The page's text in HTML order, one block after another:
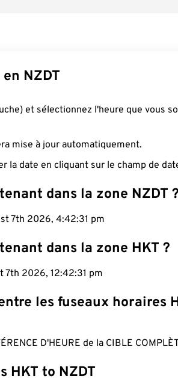
NZDT
et sélectionnez l'heure que vous
mise à jour automatiquement.
la date en cliquant sur le champ de
dans la zone NZDT ?
7th 2026, 4:42:32 pm
dans la zone HKT ?
7th 2026, 12:42:32 pm
les fuseaux horaires
D'HEURE de la CIBLE
HKT to NZDT